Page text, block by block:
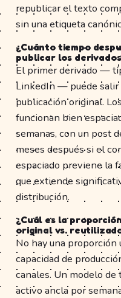
republicar el texto
sin una etiqueta
¿Cuánto tiempo
publicar los
El primer derivado —
LinkedIn — puede salir
publicación original.
funcionan bien
semanas, con un post
meses después si el
espaciado previene la
que extiende
distribución.
¿Cuál es la
original vs.
No hay una
capacidad de
canales. Un modelo de
activo ancla por